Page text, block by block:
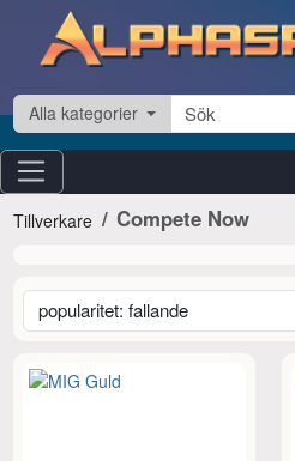
Hoppa till innehåll
Alla kategorier
Tillverkare Compete Now